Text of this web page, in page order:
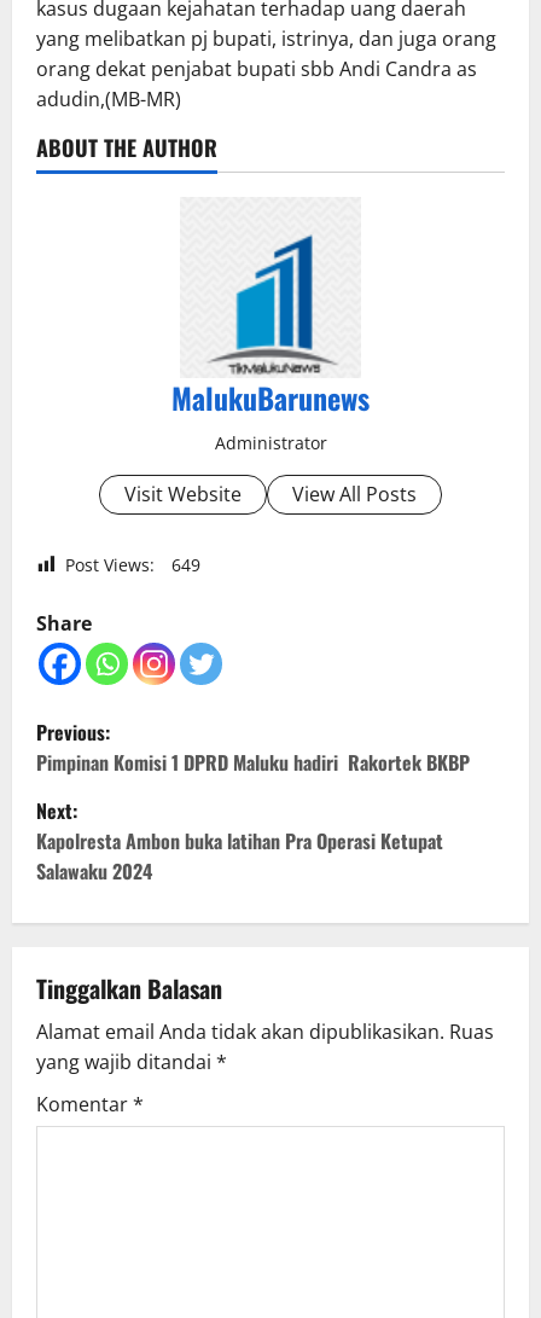
kasus dugaan kejahatan terhadap uang daerah
yang melibatkan pj bupati, istrinya, dan juga orang
orang dekat penjabat bupati sbb Andi Candra as
adudin,(MB-MR)
ABOUT THE AUTHOR
MalukuBarunews
Administrator
Visit Website View All Posts
Post Views: 649
Share
P
o
s
t
n
a
v
i
g
Previous:
Pimpinan Komisi 1 DPRD Maluku hadiri Rakortek BKBP
Next:
Kapolresta Ambon buka latihan Pra Operasi Ketupat
Salawaku 2024
Tinggalkan Balasan
Alamat email Anda tidak akan dipublikasikan. Ruas
yang wajib ditandai *
Komentar*